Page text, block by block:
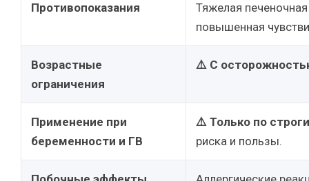
Противопоказания
Тяжелая
повышенная
Возрастные
ограничения
⚠️ С
Применение при
беременности и ГВ
⚠️ Только по
риска и пользы.